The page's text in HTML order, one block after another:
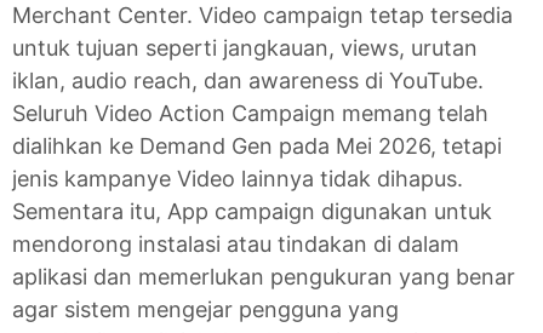
Merchant Center. Video campaign tetap tersedia
untuk tujuan seperti jangkauan, views, urutan
iklan, audio reach, dan awareness di YouTube.
Seluruh Video Action Campaign memang telah
dialihkan ke Demand Gen pada Mei 2026, tetapi
jenis kampanye Video lainnya tidak dihapus.
Sementara itu, App campaign digunakan untuk
mendorong instalasi atau tindakan di dalam
aplikasi dan memerlukan pengukuran yang benar
agar sistem mengejar pengguna yang